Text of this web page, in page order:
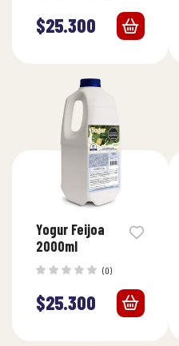
$25.300
Yogur Feijoa
2000ml
(0)
$25.300